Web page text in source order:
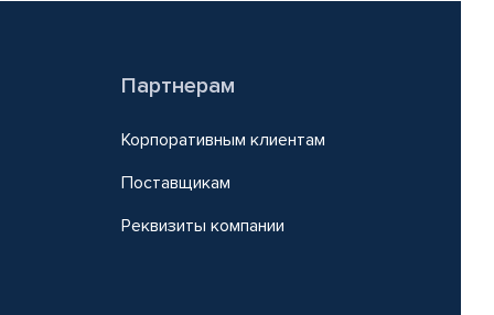
Партнерам
Корпоративным клиентам
Поставщикам
Реквизиты компании